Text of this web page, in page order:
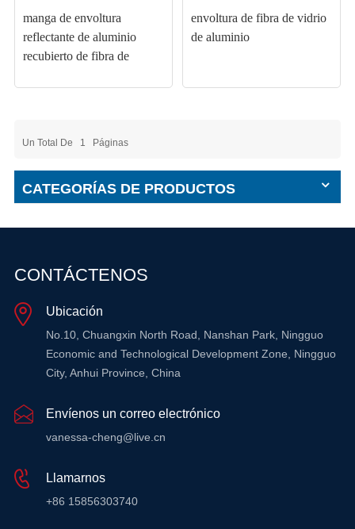
manga de envoltura
reflectante de aluminio
recubierto de fibra de
envoltura de fibra de vidrio
de aluminio
Un Total De 1 Páginas
CATEGORÍAS DE PRODUCTOS
CONTÁCTENOS
Ubicación
No.10, Chuangxin North Road, Nanshan Park, Ningguo
Economic and Technological Development Zone, Ningguo
City, Anhui Province, China
Envíenos un correo electrónico
vanessa-cheng@live.cn
Llamarnos
+86 15856303740